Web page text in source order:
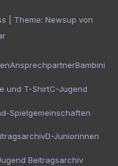
Theme: Newsup von
AnsprechpartnerBambini
und T-ShirtC-Jugend
Spielgemeinschaften
D-Juniorinnen
Beitragsarchiv